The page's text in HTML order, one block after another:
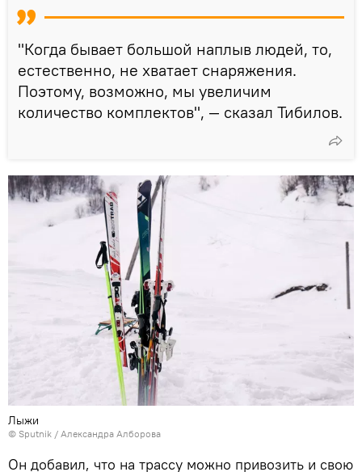
"Когда бывает большой наплыв людей, то,
естественно, не хватает снаряжения.
Поэтому, возможно, мы увеличим
количество комплектов", — сказал Тибилов.
Лыжи
© Sputnik / Александра Алборова
Он добавил, что на трассу можно привозить и свою